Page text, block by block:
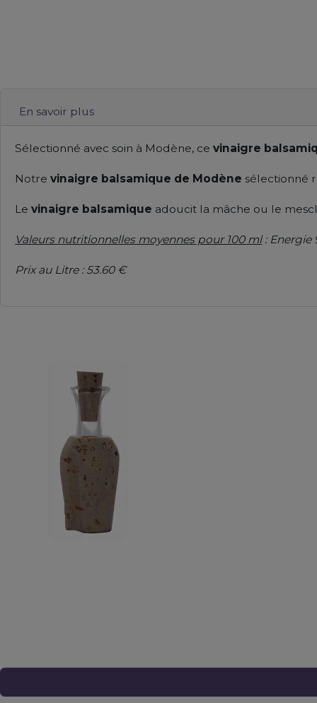
En savoir plus
Sélectionné avec soin à Modène, ce vinaigre
Notre vinaigre balsamique de Modène sélectionné
Le vinaigre balsamique adoucit la mâche ou le
Valeurs nutritionnelles moyennes pour 100 ml: Energie
Prix au Litre : 53.60 €